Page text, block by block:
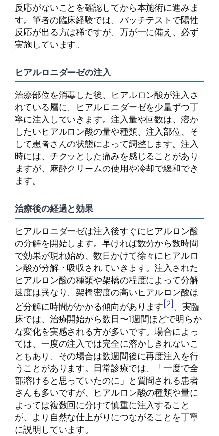
反応がないことを確認してから本施術に進みま
す。筆者の臨床経験では、パッチテストで陽性
反応が出る方は稀ですが、万が一に備え、必ず
実施しています。
ヒアルロニダーゼの注入
治療部位を消毒した後、ヒアルロン酸が注入さ
れている層に、ヒアルロニダーゼを少量ずつ丁
寧に注入していきます。注入量や回数は、溶か
したいヒアルロン酸の量や種類、注入部位、そ
して患者さんの状態によって調整します。注入
時には、チクッとした痛みを感じることがあり
ますが、麻酔クリームの使用や冷却で緩和でき
ます。
治療後の経過と効果
ヒアルロニダーゼは注入後すぐにヒアルロン酸
の分解を開始します。早ければ数分から数時間
で効果が現れ始め、数日かけて徐々にヒアルロ
ン酸が分解・吸収されていきます。注入された
ヒアルロン酸の種類や架橋の程度によって分解
速度は異なり、架橋密度の高いヒアルロン酸ほ
ど分解に時間がかかる傾向があります[2]。実臨
床では、治療開始から数日〜1週間ほどで明らか
な変化を実感される方が多いです。場合によっ
ては、一度の注入では完全に溶かしきれないこ
ともあり、その場合は数週間後に再度注入を行
うことがあります。日常診療では、「一度で全
部溶けると思っていたのに」と質問される患者
さんも多いですが、ヒアルロン酸の種類や量に
よっては複数回に分けて慎重に注入すること
が、より自然な仕上がりにつながることを丁寧
に説明しています。